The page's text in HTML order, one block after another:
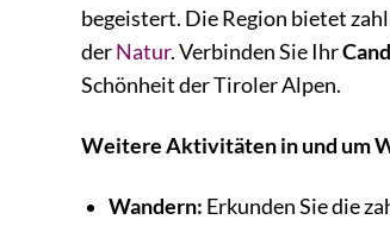
begeistert. Die Region bietet
derNatur. Verbinden Sie Ihr
Schönheit der Tiroler Alpen.
Weitere Aktivitäten in und um
Wandern: Erkunden Sie die